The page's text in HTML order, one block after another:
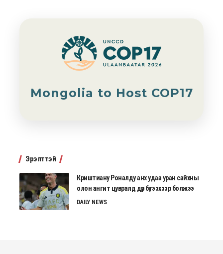
Mongolia to Host COP17
Эрэлттэй
Криштиану Роналду анх удаа уран сайхны
олон ангит цувралд дүр бүтээхээр болжээ
DAILY NEWS